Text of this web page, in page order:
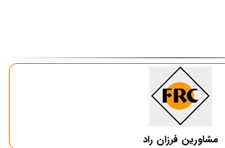
مشاورین فرزان راد